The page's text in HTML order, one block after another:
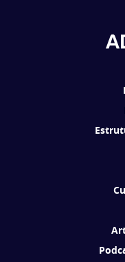
Ao se cadastrar, você